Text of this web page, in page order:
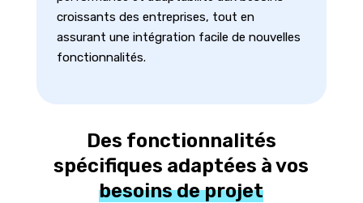
croissants des entreprises, tout en
assurant une intégration facile de nouvelles
fonctionnalités.
Des fonctionnalités
spécifiques adaptées à vos
besoins de projet